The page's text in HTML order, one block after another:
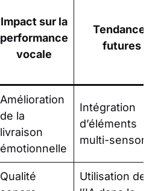
Impact sur la
performance
vocale
Tendances
futures
Amélioration
de la
livraison
émotionnelle
Intégration
d’éléments
multi-
Qualité
Utilisation de